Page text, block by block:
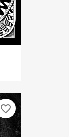
favorite_border